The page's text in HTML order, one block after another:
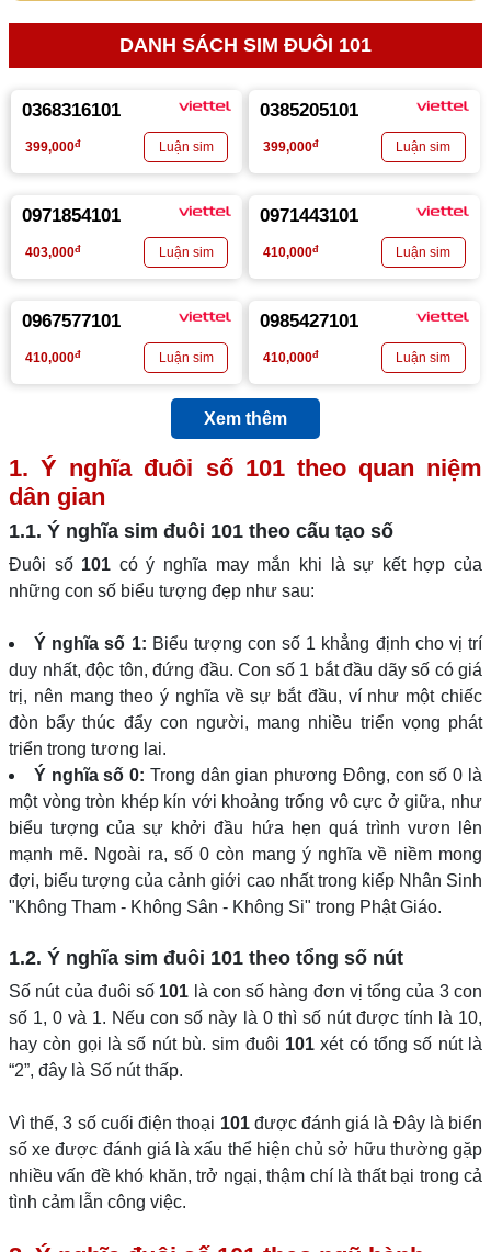
DANH SÁCH SIM ĐUÔI 101
0368316101
399,000đ
0385205101
399,000đ
0971854101
403,000đ
0971443101
410,000đ
0967577101
410,000đ
0985427101
410,000đ
Xem thêm
1. Ý nghĩa đuôi số 101theo quan niệm
dân gian
1.1. Ý nghĩa sim đuôi 101 theo cấu tạo số
Đuôi số 101 có ý nghĩa may mắn khi là sự kết hợp của
những con số biểu tượng đẹp như sau:
Ý nghĩa số 1: Biểu tượng con số 1 khẳng định cho vị trí
duy nhất, độc tôn, đứng đầu. Con số 1 bắt đầu dãy số có giá
trị, nên mang theo ý nghĩa về sự bắt đầu, ví như một chiếc
đòn bẩy thúc đẩy con người, mang nhiều triển vọng phát
triển trong tương lai.
Ý nghĩa số 0: Trong dân gian phương Đông, con số 0 là
một vòng tròn khép kín với khoảng trống vô cực ở giữa, như
biểu tượng của sự khởi đầu hứa hẹn quá trình vươn lên
mạnh mẽ. Ngoài ra, số 0 còn mang ý nghĩa về niềm mong
đợi, biểu tượng của cảnh giới cao nhất trong kiếp Nhân Sinh
"Không Tham - Không Sân - Không Si" trong Phật Giáo.
1.2. Ý nghĩa sim đuôi 101 theo tổng số nút
Số nút của đuôi số 101 là con số hàng đơn vị tổng của 3 con
số 1, 0 và 1. Nếu con số này là 0 thì số nút được tính là 10,
hay còn gọi là số nút bù. sim đuôi 101 xét có tổng số nút là
“2”, đây là Số nút thấp.
Vì thế, 3 số cuối điện thoại 101được đánh giá là Đây là biển
số xe được đánh giá là xấu thể hiện chủ sở hữu thường gặp
nhiều vấn đề khó khăn, trở ngại, thậm chí là thất bại trong cả
tình cảm lẫn công việc.